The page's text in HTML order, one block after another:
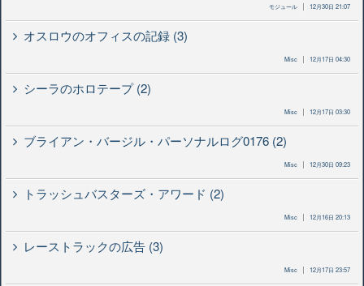
モジュール 12月30日 21:07
オスロウのオフィスの記録 (3)
Misc 12月17日 04:30
シーラのホロテープ (2)
Misc 12月17日 03:30
ブライアン・バージル・パーソナルログ0176 (2)
Misc 12月30日 09:23
トラッシュバスターズ・アワード (2)
Misc 12月16日 20:13
レーストラックの広告 (3)
Misc 12月17日 23:57